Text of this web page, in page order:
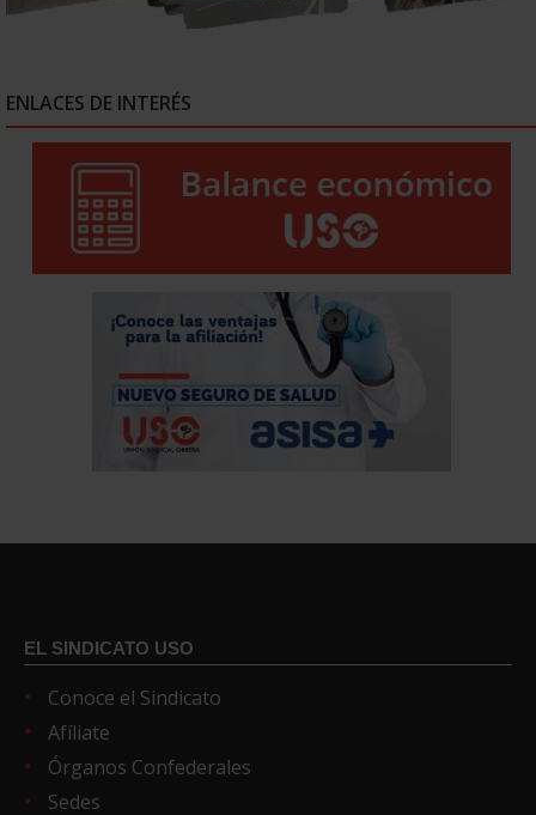
ENLACES DE INTERÉS
EL SINDICATO USO
Conoce el Sindicato
Afíliate
Órganos Confederales
Sedes